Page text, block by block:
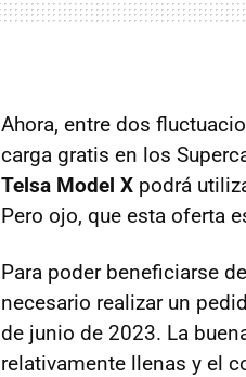
Ahora, entre dos
carga gratis en los
Telsa Model X podrá
Pero ojo, que esta oferta
Para poder beneficiarse
necesario realizar un
de junio de 2023. La
relativamente llenas y el